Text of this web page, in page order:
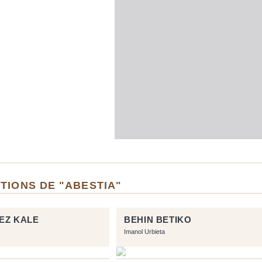
DE "ABESTIA"
KALE BEHIN BETIKO
Imanol Urbieta